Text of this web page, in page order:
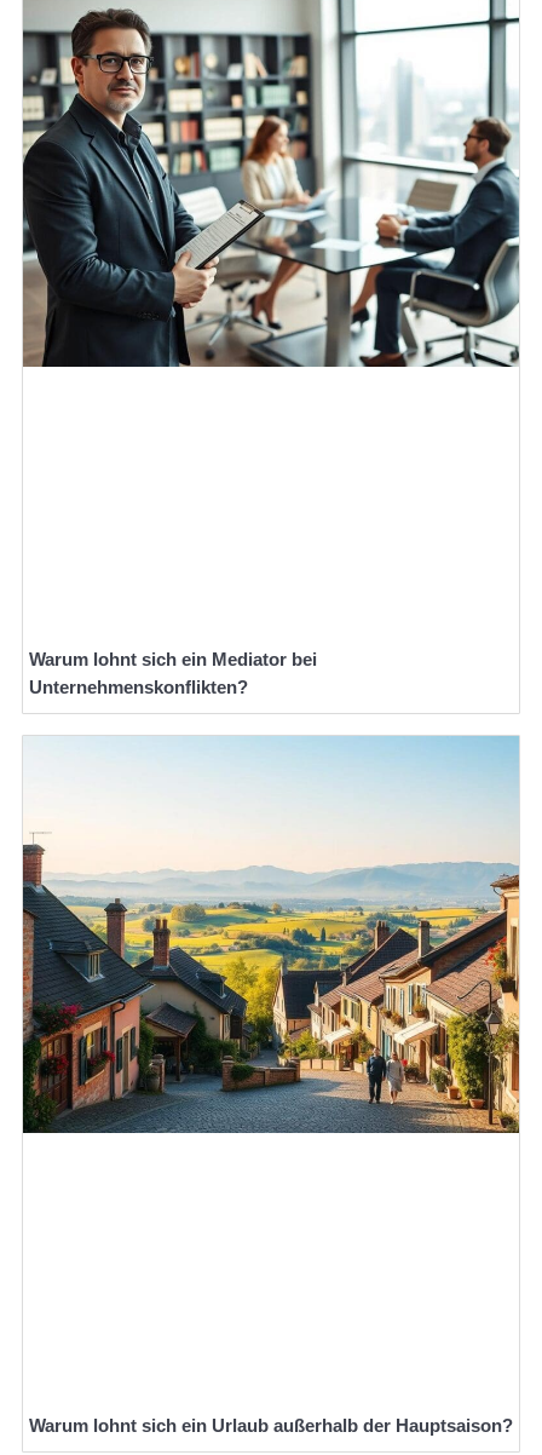
Warum lohnt sich ein Mediator bei
Unternehmenskonflikten?
Warum lohnt sich ein Urlaub außerhalb der Hauptsaison?